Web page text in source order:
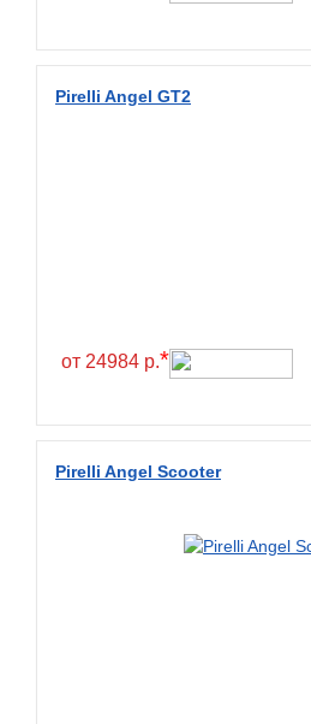
Pirelli Angel GT2
от 24984 р.*
Pirelli Angel Scooter